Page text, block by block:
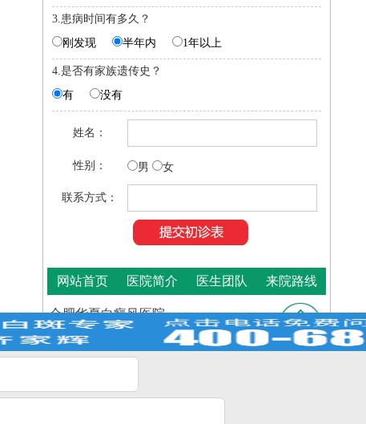
3.患病时间有多久？
刚发现
半年内 1年以上
4.是否有家族遗传史？
有
没有
姓名：
性别： 男 女
联系方式：
网站首页 医院简介 医生团队 来院路线
合肥华夏白癜风医院
咨询热线：
400-688-9875
医院地址：合肥市铜陵路与裕溪路交叉路口